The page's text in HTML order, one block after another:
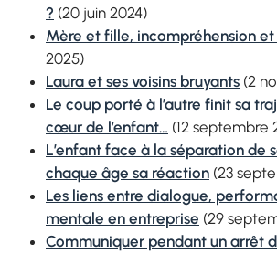
? (20 juin 2024)
Mère et fille, incompréhension et
2025)
Laura et ses voisins bruyants (2
Le coup porté à l’autre finit sa
cœur de l’enfant… (12 septembre
L’enfant face à la séparation de
chaque âge sa réaction (23
Les liens entre dialogue,
mentale en entreprise (29
Communiquer pendant un arrêt